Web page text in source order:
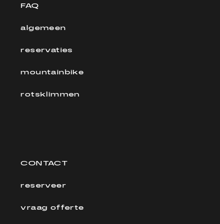
FAQ
algemeen
reservaties
mountainbike
rotsklimmen
CONTACT
reserveer
vraag offerte